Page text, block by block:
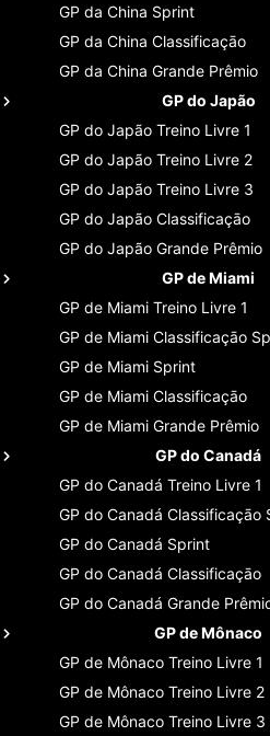
GP da China Sprint
GP da China Classificaçāo
GP da China Grande Prêmio
GP do Japão
GP do Japão Treino Livre 1
GP do Japão Treino Livre 2
GP do Japão Treino Livre 3
GP do Japão Classificaçāo
GP do Japão Grande Prêmio
GP de Miami
GP de Miami Treino Livre 1
GP de Miami Classificaçāo
GP de Miami Sprint
GP de Miami Classificaçāo
GP de Miami Grande Prêmio
GP do Canadá
GP do Canadá Treino Livre 1
GP do Canadá Classificaçāo
GP do Canadá Sprint
GP do Canadá Classificaçāo
GP do Canadá Grande
GP de Mônaco
GP de Mônaco Treino Livre 1
GP de Mônaco Treino Livre 2
GP de Mônaco Treino Livre 3